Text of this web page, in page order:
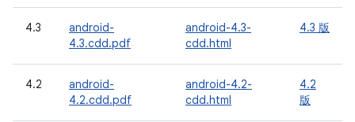
4.3
android-
4.3.cdd.pdf
android-4.3-
cdd.html
4.3 版
4.2
android-
4.2.cdd.pdf
android-4.2-
cdd.html
4.2
版